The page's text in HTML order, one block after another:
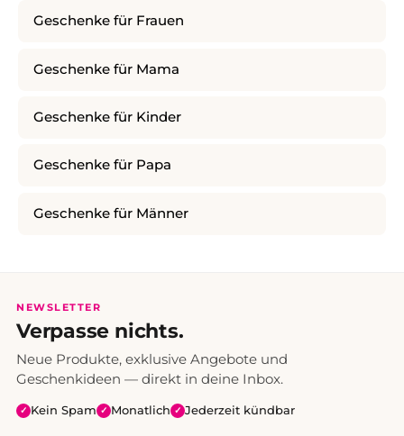
Geschenke für Frauen
Geschenke für Mama
Geschenke für Kinder
Geschenke für Papa
Geschenke für Männer
NEWSLETTER
Verpasse nichts.
Neue Produkte, exklusive Angebote und
Geschenkideen — direkt in deine Inbox.
✓ Kein Spam ✓ Monatlich ✓ Jederzeit kündbar